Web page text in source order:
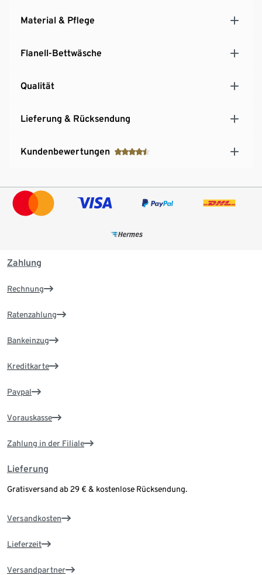
Material & Pflege
Flanell-Bettwäsche
Qualität
Lieferung & Rücksendung
Kundenbewertungen
Zahlung
Rechnung
Ratenzahlung
Bankeinzug
Kreditkarte
Paypal
Vorauskasse
Zahlung in der Filiale
Lieferung
Gratisversand ab 29 € & kostenlose Rücksendung.
Versandkosten
Lieferzeit
Versandpartner